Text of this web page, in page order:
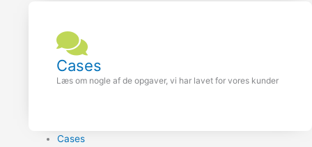
Cases
Læs om nogle af de opgaver, vi har lavet for vores kunder
Cases